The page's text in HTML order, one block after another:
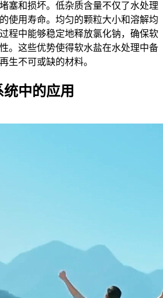
塞和损坏。低杂质含量不仅了水处理
使用寿命。均匀的颗粒大小和溶解均
程中能够稳定地释放氯化钠，确保软
。这些优势使得软水盐在水处理中备
生不可或缺的材料。
中的应用